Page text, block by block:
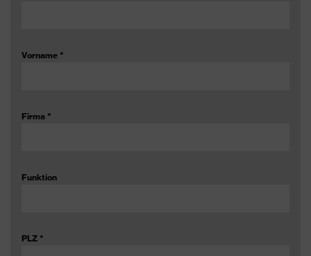
Vorname *
Firma *
Funktion
PLZ *